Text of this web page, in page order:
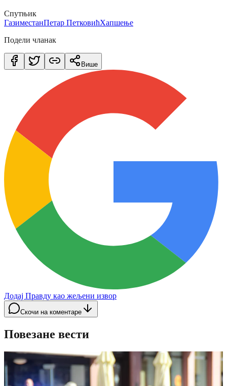
Спутњик
ГазиместанПетар ПетковићХапшење
Подели чланак
Више
Додај Правду као жељени извор
Скочи на коментаре
Повезане вести